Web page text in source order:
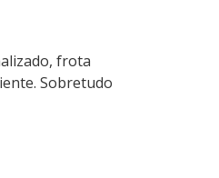
frota
Sobretudo